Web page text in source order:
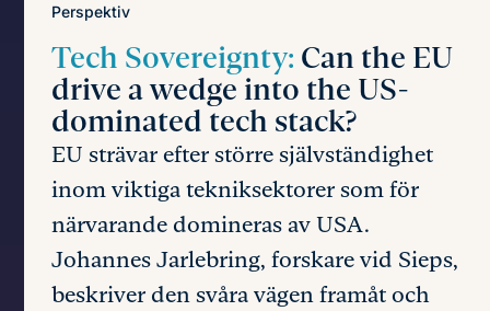
Perspektiv
Tech Sovereignty: Can the EU
drive a wedge into the US-
dominated tech stack?
EU strävar efter större självständighet
inom viktiga tekniksektorer som för
närvarande domineras av USA.
Johannes Jarlebring, forskare vid Sieps,
beskriver den svåra vägen framåt och